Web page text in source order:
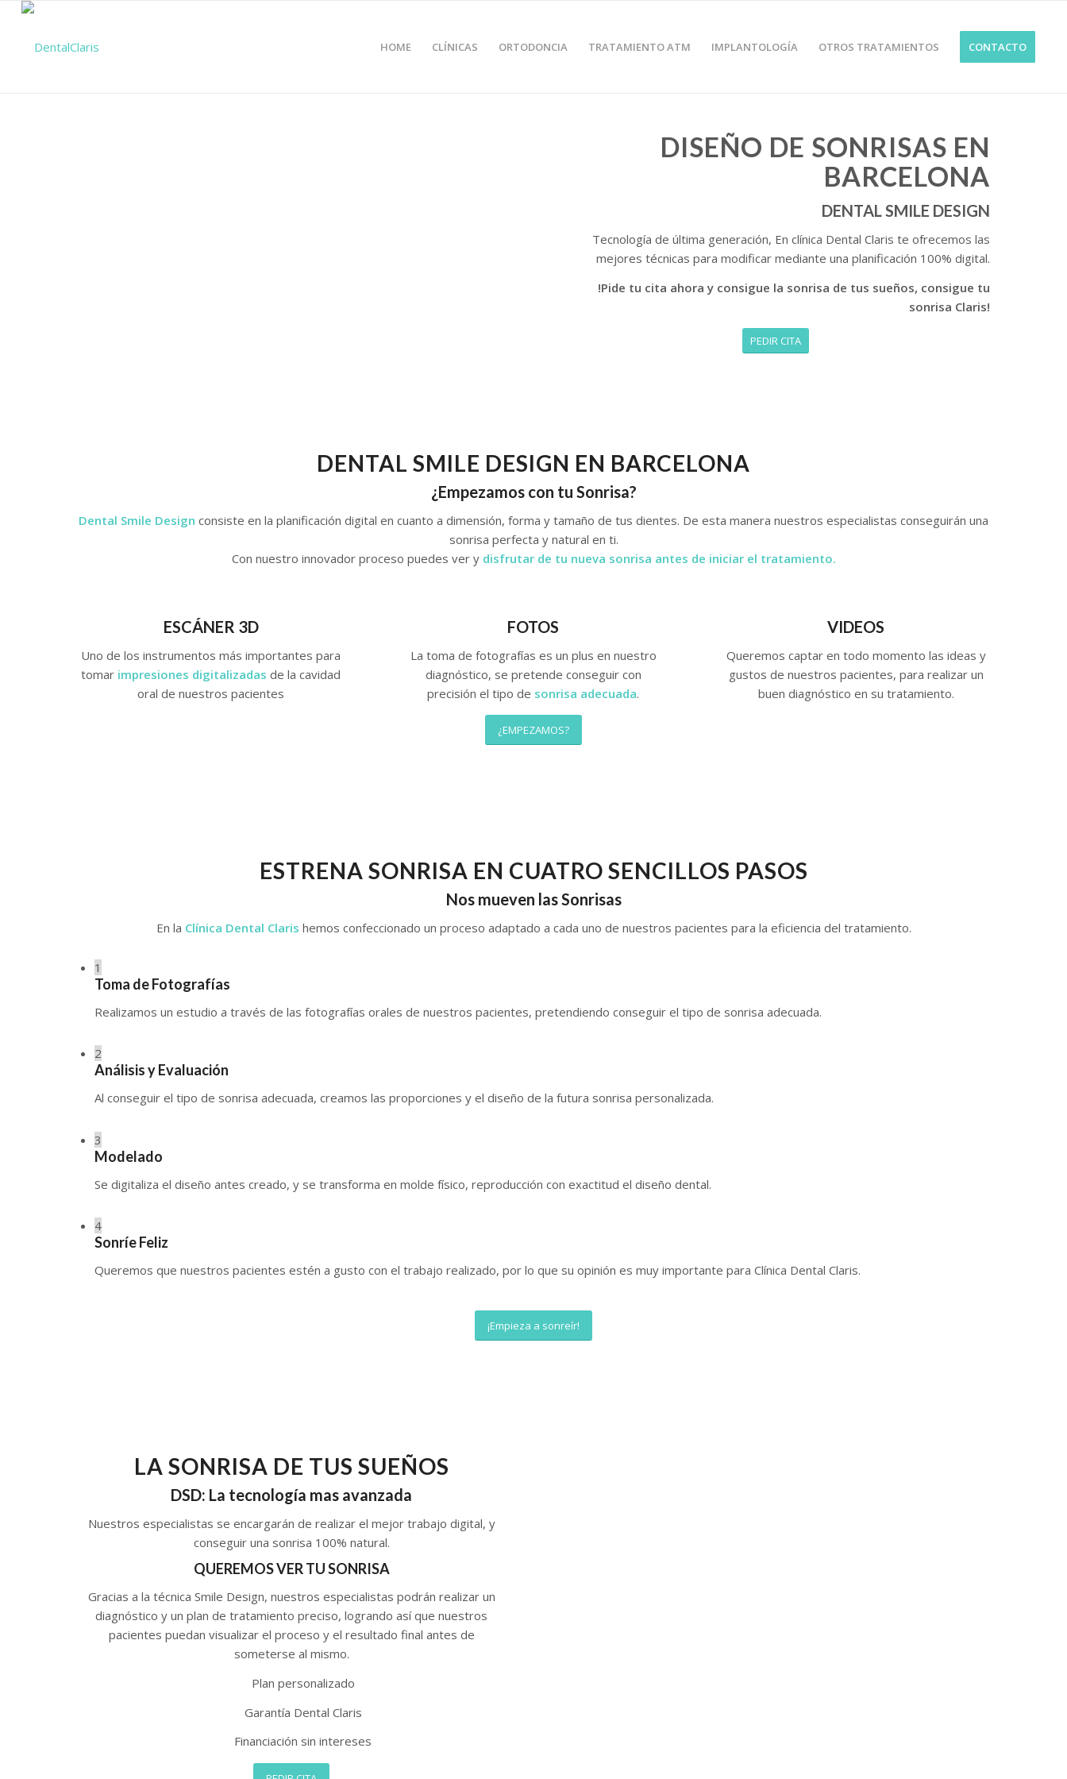
HOME CLÍNICAS ORTODONCIA TRATAMIENTO ATM IMPLANTOLOGÍA OTROS TRATAMIENTOS CONTACTO
DISEÑO DE SONRISAS EN
BARCELONA
DENTAL SMILE DESIGN
Tecnología de última generación, En clínica Dental Claris te ofrecemos las
mejores técnicas para modificar mediante una planificación 100% digital.
!Pide tu cita ahora y consigue la sonrisa de tus sueños, consigue tu
sonrisa Claris!
PEDIR CITA
DENTAL SMILE DESIGN EN BARCELONA
¿Empezamos con tu Sonrisa?
Dental Smile Design consiste en la planificación digital en cuanto a dimensión, forma y tamaño de tus dientes. De esta manera nuestros especialistas conseguirán una
sonrisa perfecta y natural en ti.
Con nuestro innovador proceso puedes ver y disfrutar de tu nueva sonrisa antes de iniciar el tratamiento.
ESCÁNER 3D
Uno de los instrumentos más importantes para
tomar impresiones digitalizadas de la cavidad
oral de nuestros pacientes
FOTOS
La toma de fotografías es un plus en nuestro
diagnóstico, se pretende conseguir con
precisión el tipo de sonrisa adecuada.
VIDEOS
Queremos captar en todo momento las ideas y
gustos de nuestros pacientes, para realizar un
buen diagnóstico en su tratamiento.
¿EMPEZAMOS?
ESTRENA SONRISA EN CUATRO SENCILLOS PASOS
Nos mueven las Sonrisas
En la Clínica Dental Claris hemos confeccionado un proceso adaptado a cada uno de nuestros pacientes para la eficiencia del tratamiento.
1
Toma de Fotografías
Realizamos un estudio a través de las fotografías orales de nuestros pacientes, pretendiendo conseguir el tipo de sonrisa adecuada.
2
Análisis y Evaluación
Al conseguir el tipo de sonrisa adecuada, creamos las proporciones y el diseño de la futura sonrisa personalizada.
3
Modelado
Se digitaliza el diseño antes creado, y se transforma en molde físico, reproducción con exactitud el diseño dental.
4
Sonríe Feliz
Queremos que nuestros pacientes estén a gusto con el trabajo realizado, por lo que su opinión es muy importante para Clínica Dental Claris.
¡Empieza a sonreír!
LA SONRISA DE TUS SUEÑOS
DSD: La tecnología mas avanzada
Nuestros especialistas se encargarán de realizar el mejor trabajo digital, y
conseguir una sonrisa 100% natural.
QUEREMOS VER TU SONRISA
Gracias a la técnica Smile Design, nuestros especialistas podrán realizar un
diagnóstico y un plan de tratamiento preciso, logrando así que nuestros
pacientes puedan visualizar el proceso y el resultado final antes de
someterse al mismo.
Plan personalizado
Garantía Dental Claris
Financiación sin intereses